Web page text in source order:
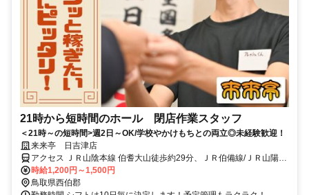
21時から短時間のホール 閉店作業スタッフ
＜21時～の短時間>週2日～OK/学校やかけもちとの両立◎未経験歓迎！
来来亭 日吉津店
アクセス ＪＲ山陰本線 伯耆大山徒歩約29分、ＪＲ伯備線/ＪＲ山陽本
線 伯耆大山徒歩約29分 Ｒ431沿い/イオンモール日吉津店近く★車二
輪◎
時給1,200円～1,500円
鳥取県西伯郡